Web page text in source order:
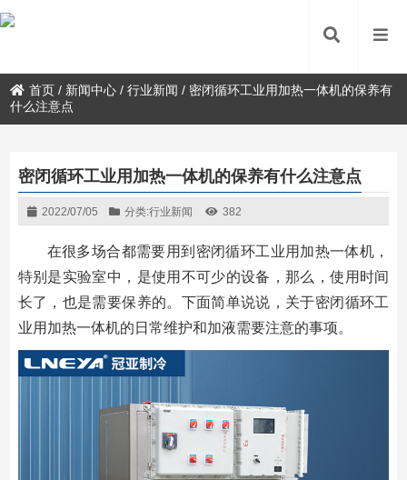
首页 / 新闻中心 /行业新闻 / 密闭循环工业用加热一体机的保养有
什么注意点
密闭循环工业用加热一体机的保养有什么注意点
2022/07/05 分类:行业新闻 382
在很多场合都需要用到密闭循环工业用加热一体机，
特别是实验室中，是使用不可少的设备，那么，使用时间
长了，也是需要保养的。下面简单说说，关于密闭循环工
业用加热一体机的日常维护和加液需要注意的事项。